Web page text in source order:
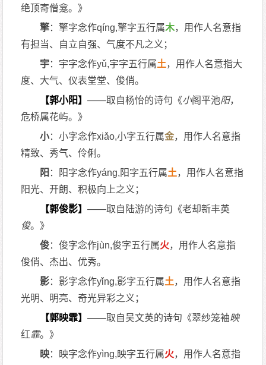
绝顶寄僧龛。》
擎：擎字念作qíng,擎字五行属木，用作人名意指
有担当、自立自强、气度不凡之义；
宇：宇字念作yǔ,宇字五行属土，用作人名意指大
度、大气、仪表堂堂、俊俏。
【郭小阳】——取自杨怡的诗句《小阁平池阳，
危桥属花屿。》
小：小字念作xiǎo,小字五行属金，用作人名意指
精致、秀气、伶俐。
阳 ：阳字念作yáng,阳字五行属土，用作人名意指
阳光、开朗、积极向上之义；
【郭俊影】——取自陆游的诗句《老却新丰英
俊。》
俊：俊字念作jùn,俊字五行属火，用作人名意指
俊俏、杰出、优秀。
影：影字念作yǐng,影字五行属土，用作人名意指
光明、明亮、奇光异彩之义；
【郭映霏】——取自吴文英的诗句《翠纱笼袖映
红霏。》
映：映字念作yìng,映字五行属火，用作人名意指